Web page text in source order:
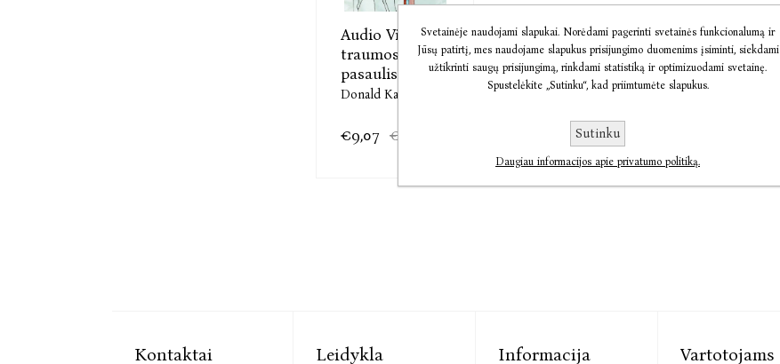
Audio Vidinis
traumos
pasaulis:
Donald Kalsched
€9,07 €11,34
Kontaktai Leidykla Informacija Vartotojams
Svetainėje naudojami slapukai. Norėdami pagerinti svetainės funkcionalumą ir
Jūsų patirtį, mes naudojame slapukus prisijungimo duomenims įsiminti, siekdami
užtikrinti saugų prisijungimą, rinkdami statistiką ir optimizuodami svetainę.
Spustelėkite „Sutinku“, kad priimtumėte slapukus.
Sutinku
Daugiau informacijos apie privatumo politiką.